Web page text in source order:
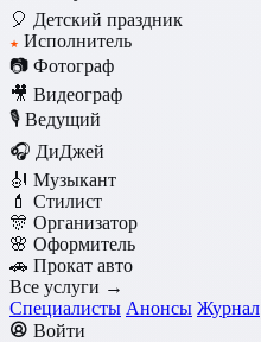
🎈 Детский праздник
★ Исполнитель
📷 Фотограф
🎥 Видеограф
🎙️ Ведущий
🎧 ДиДжей
🎻 Музыкант
💄 Стилист
🎊 Организатор
🌸 Оформитель
🚗 Прокат авто
Все услуги →
Специалисты Анонсы Журнал
Войти